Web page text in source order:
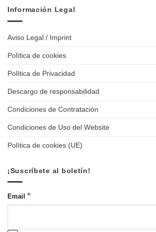
Información Legal
Aviso Legal / Imprint
Política de cookies
Política de Privacidad
Descargo de responsabilidad
Condiciones de Contratación
Condiciones de Uso del Website
Política de cookies (UE)
¡Suscríbete al boletín!
Email *